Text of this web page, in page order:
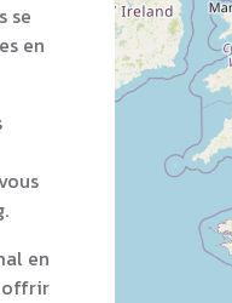
se
en
en
offrir